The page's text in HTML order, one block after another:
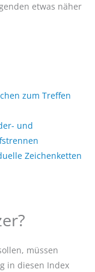
etwas näher
zum Treffen
und
Zeichenketten
müssen
in diesen Index